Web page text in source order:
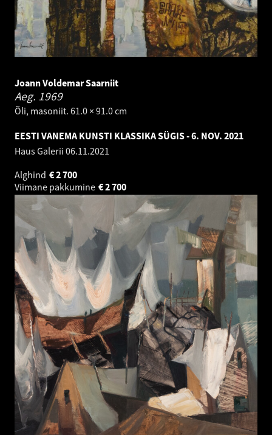
Joann Voldemar Saarniit
Aeg. 1969
Õli, masoniit. 61.0 × 91.0 cm
EESTI VANEMA KUNSTI KLASSIKA SÜGIS - 6. NOV. 2021
Haus Galerii 06.11.2021
Alghind
2 700
€
Viimane pakkumine
2 700
€